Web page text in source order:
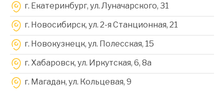
г. Екатеринбург, ул. Луначарского, 31
г. Новосибирск, ул. 2-я Станционная, 21
г. Новокузнецк, ул. Полесская, 15
г. Хабаровск, ул. Иркутская, 6, 8a
г. Магадан, ул. Кольцевая, 9